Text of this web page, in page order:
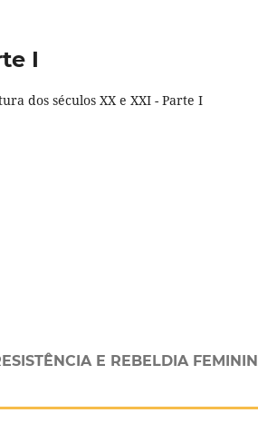
I
dos séculos XX e XXI - Parte I
E REBELDIA